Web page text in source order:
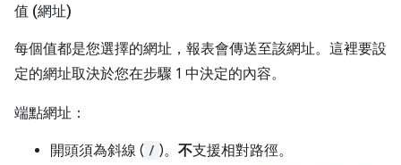
值 (網址)
每個值都是您選擇的網址，報表會傳送至該網址。這裡要設
定的網址取決於您在步驟 1 中決定的內容。
端點網址：
開頭須為斜線 ( / )。 不支援相對路徑。